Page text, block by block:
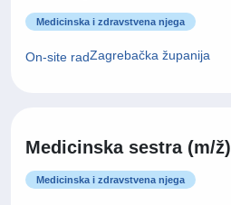
Medicinska i zdravstvena njega
On-site radZagrebačka županija
Medicinska sestra (m/ž)
Medicinska i zdravstvena njega